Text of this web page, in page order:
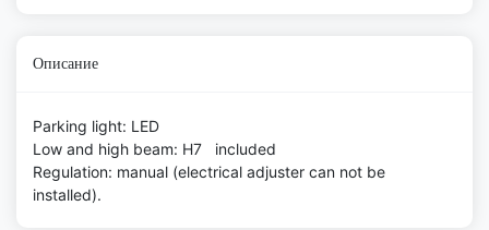
Описание
Parking light: LED
Low and high beam: H7 included
Regulation: manual (electrical adjuster can not be
installed).